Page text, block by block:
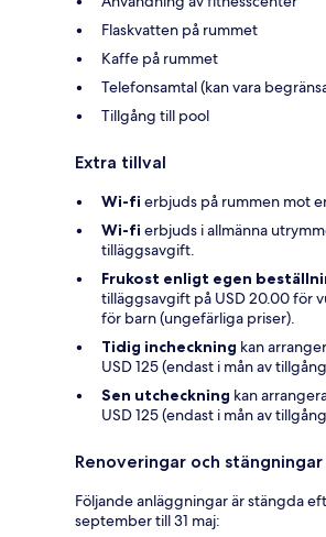
Flaskvatten på rummet
Kaffe på rummet
Telefonsamtal (kan vara
Tillgång till pool
Extra tillval
Wi-fi erbjuds på rummen mot
Wi-fi erbjuds i allmänna
tilläggsavgift.
Frukost enligt egen
tilläggsavgift på USD 20.00 för
för barn (ungefärliga priser).
Tidig incheckning kan
USD 125 (endast i mån av
Sen utcheckning kan
USD 125 (endast i mån av
Renoveringar och stängningar
Följande anläggningar är stängda
september till 31 maj: